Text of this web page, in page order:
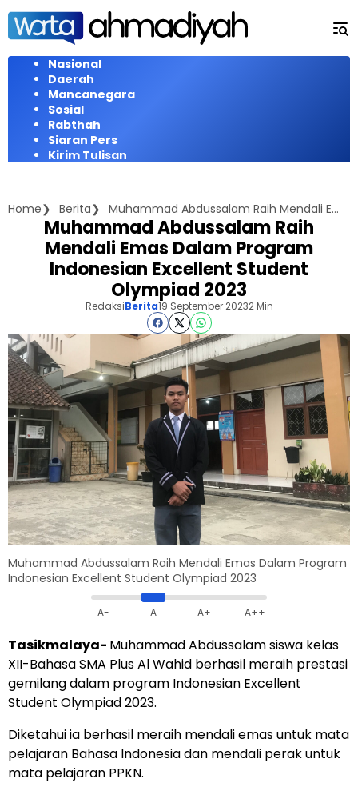
Langsung
konten
Nasional
Daerah
Mancanegara
Sosial
Rabthah
Siaran Pers
Kirim Tulisan
Home Berita Muhammad Abdussalam Raih Mendali Emas Dalam Program Indonesian Excellent Student Olympiad 2023
Muhammad Abdussalam Raih
Mendali Emas Dalam Program
Indonesian Excellent Student
Olympiad 2023
RedaksiBerita19 September 20232 Min
Muhammad Abdussalam Raih Mendali Emas Dalam Program
Indonesian Excellent Student Olympiad 2023
A- A A+ A++
Tasikmalaya- Muhammad Abdussalam siswa kelas
XII-Bahasa SMA Plus Al Wahid berhasil meraih prestasi
gemilang dalam program Indonesian Excellent
Student Olympiad 2023.
Diketahui ia berhasil meraih mendali emas untuk mata
pelajaran Bahasa Indonesia dan mendali perak untuk
mata pelajaran PPKN.